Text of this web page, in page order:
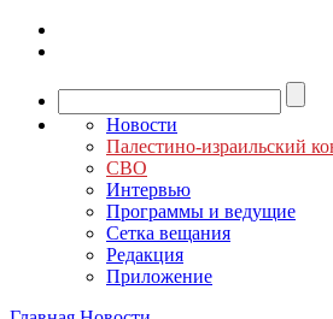
Новости
Палестино-израильский
СВО
Интервью
Программы и ведущие
Сетка вещания
Редакция
Приложение